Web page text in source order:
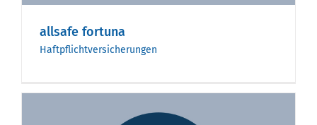
allsafe fortuna
Haftpflichtversicherungen